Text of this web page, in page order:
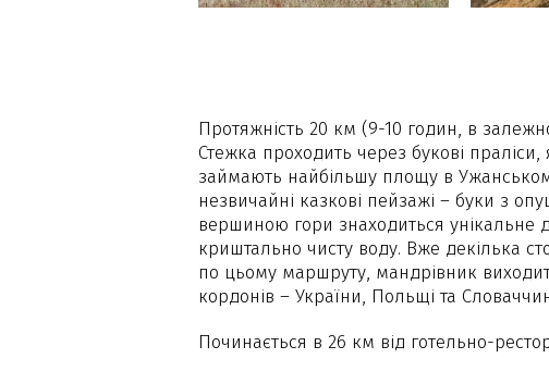
Протяжність 20 км (9-10 годин, в
Стежка проходить через букові
займають найбільшу площу в
незвичайні казкові пейзажі – буки з
вершиною гори знаходиться
криштально чисту воду. Вже декілька
по цьому маршруту, мандрівник
кордонів – України, Польщі та
Починається в 26 км від готельно-